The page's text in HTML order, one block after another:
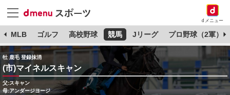
dメニュー
MLB ゴルフ 高校野球 競馬 Jリーグ プロ野球（2軍）
牡 鹿毛 登録抹消
(市)マイネルスキャン
父:スキャン
母:アンダージヨージ